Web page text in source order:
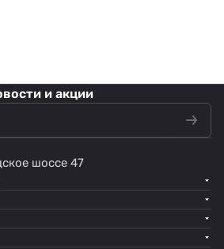
и акции
шоссе 47